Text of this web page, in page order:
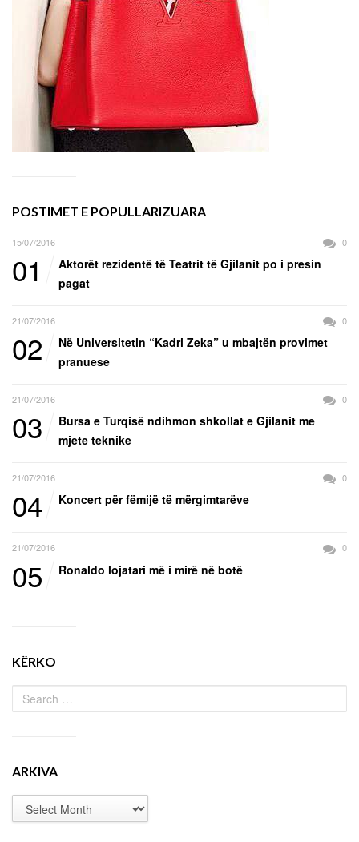
POSTIMET E POPULLARIZUARA
15/07/2016 0
01
Aktorët rezidentë të Teatrit të Gjilanit po i presin
pagat
21/07/2016 0
02
Në Universitetin “Kadri Zeka” u mbajtën provimet
pranuese
21/07/2016 0
03
Bursa e Turqisë ndihmon shkollat e Gjilanit me
mjete teknike
21/07/2016 0
04 Koncert për fëmijë të mërgimtarëve
21/07/2016 0
05 Ronaldo lojatari më i mirë në botë
KËRKO
ARKIVA